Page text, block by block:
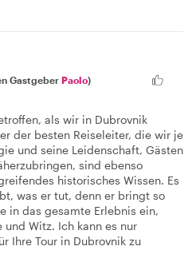
Gastgeber Paolo)
als wir in Dubrovnik
der besten Reiseleiter, die wir je
und seine Leidenschaft, Gästen
sind ebenso
historisches Wissen. Es
was er tut, denn er bringt so
in das gesamte Erlebnis ein,
Witz. Ich kann es nur
Ihre Tour in Dubrovnik zu